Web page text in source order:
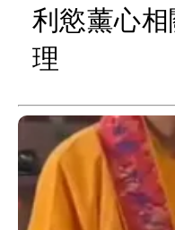
利慾薰心
理